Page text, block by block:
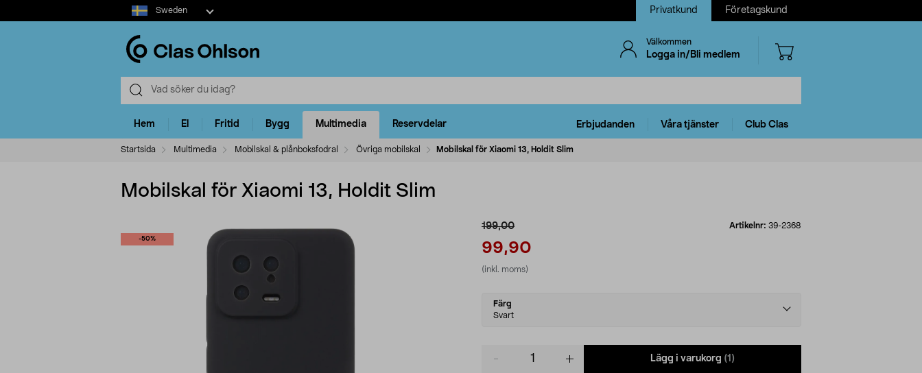
Select
market
Sweden Privatkund Företagskund
Välkommen
Logga in/Bli medlem
Hem El Fritid Bygg Multimedia Reservdelar Erbjudanden Våra tjänster Club Clas
Startsida Multimedia Mobilskal & plånboksfodral Övriga mobilskal Mobilskal för Xiaomi 13, Holdit Slim
Mobilskal för Xiaomi 13, Holdit Slim
-50%
199,00
99,90
(inkl. moms)
Artikelnr: 39-2368
Select
variant
Färg
Svart
Lägg i varukorg (1)